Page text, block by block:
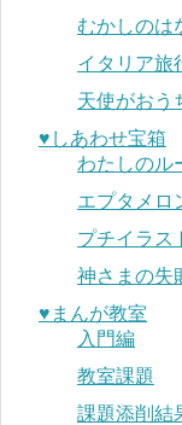
むかしのは
イタリア旅
天使がおう
♥︎しあわせ宝箱
わたしのル
エプタメロ
プチイラス
神さまの失
♥︎まんが教室
入門編
教室課題
課題添削結